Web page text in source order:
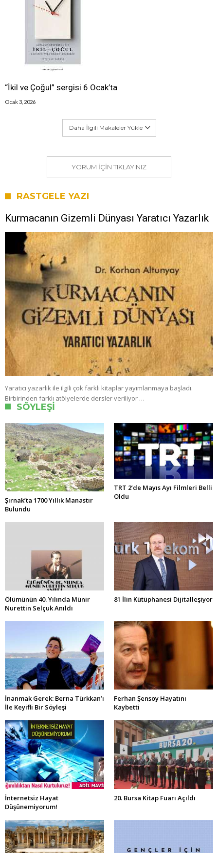
“İkil ve Çoğul” sergisi 6 Ocak’ta
Ocak 3, 2026
Daha İlgili Makaleler Yükle
YORUM IÇIN TIKLAYINIZ
RASTGELE YAZI
Kurmacanın Gizemli Dünyası Yaratıcı Yazarlık
Yaratıcı yazarlık ile ilgili çok farklı kitaplar yayımlanmaya başladı.
Birbirinden farklı atölyelerde dersler veriliyor …
SÖYLEŞI
Şırnak’ta 1700 Yıllık Manastır
Bulundu
TRT 2’de Mayıs Ayı Filmleri Belli
Oldu
Ölümünün 40. Yılında Münir
Nurettin Selçuk Anıldı
81 İlin Kütüphanesi Dijitalleşiyor
İnanmak Gerek: Berna Türkkan’ı
İle Keyifli Bir Söyleşi
Ferhan Şensoy Hayatını
Kaybetti
İnternetsiz Hayat
Düşünemiyorum!
20. Bursa Kitap Fuarı Açıldı